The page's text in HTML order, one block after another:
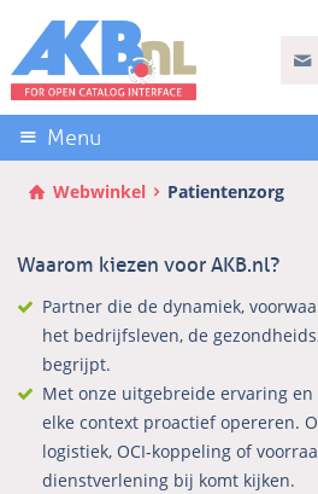
links
over
Direct
naar
de
inhoud
het
hoofdmenu
Menu
Webwinkel Patientenzorg
Waarom kiezen voor AKB.nl?
Partner die de dynamiek,
het bedrijfsleven, de
begrijpt.
Met onze uitgebreide ervaring
elke context proactief opereren.
logistiek, OCI-koppeling of
dienstverlening bij komt kijken.